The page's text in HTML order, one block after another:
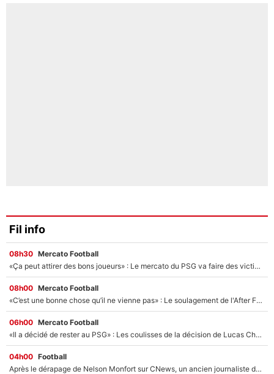
Fil info
08h30 Mercato Football
«Ça peut attirer des bons joueurs» : Le mercato du PSG va faire des victimes dans l'effectif de Luis Enrique ?
08h00 Mercato Football
«C’est une bonne chose qu’il ne vienne pas» : Le soulagement de l'After Foot après le transfert avorté de Yan Diomandé au PSG
06h00 Mercato Football
«Il a décidé de rester au PSG» : Les coulisses de la décision de Lucas Chevalier pour son transfert
04h00 Football
Après le dérapage de Nelson Monfort sur CNews, un ancien journaliste de France Télévisions relance la polémique sur les incendies en Gironde